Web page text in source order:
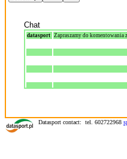
Chat
datasport Zapraszamy do komentowania
Datasport contact: tel. 602722968